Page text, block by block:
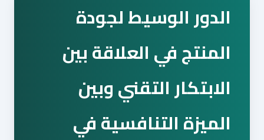
الدور الوسيط لجودة
المنتج في العلاقة بين
الابتكار التقني وبين
الميزة التنافسية في